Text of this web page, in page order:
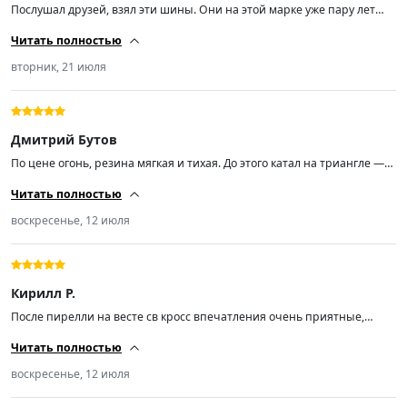
Послушал друзей, взял эти шины. Они на этой марке уже пару лет
прошлой Нокиан просто космос. Очень тихая резина. Мягкая. Ценник
Читать полностью
вторник, 21 июля
Дмитрий Бутов
По цене огонь, резина мягкая и тихая. До этого катал на триангле —
покрышка приехала бракованная, штамповка там задом наперед
все ок, но при заказе лучше смотреть на рисунок протектора, чтобы
не попасть в такую же ситуацию.
Читать полностью
воскресенье, 12 июля
Кирилл Р.
После пирелли на весте св кросс впечатления очень приятные,
минусов пока не нашел.
Читать полностью
воскресенье, 12 июля